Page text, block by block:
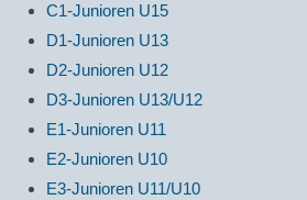
C1-Junioren U15
D1-Junioren U13
D2-Junioren U12
D3-Junioren U13/U12
E1-Junioren U11
E2-Junioren U10
E3-Junioren U11/U10